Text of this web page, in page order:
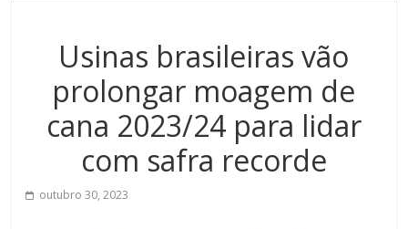
Usinas brasileiras vão
prolongar moagem de
cana 2023/24 para lidar
com safra recorde
outubro 30, 2023